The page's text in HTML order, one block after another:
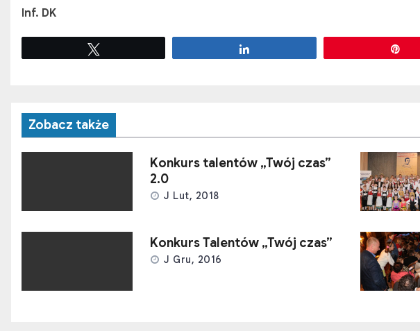
Inf. DK
Zobacz także
Konkurs talentów „Twój czas”
2.0
J Lut, 2018
Konkurs Talentów „Twój czas”
J Gru, 2016